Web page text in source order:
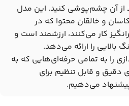
از آن چشم‌پوشی کنید. این مدل
و خالقان محتوا که در
کار می‌کنند، ارزشمند است و
بالایی را ارائه می‌دهد.
را به تمامی حرفه‌ای‌هایی که به
دقیق و قابل تنظیم برای
می‌دهیم.